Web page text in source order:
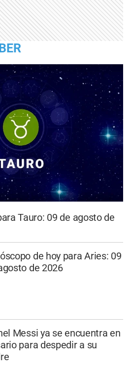
Tauro: 09 de agosto de
de hoy para Aries: 09
de 2026
Messi ya se encuentra en
para despedir a su